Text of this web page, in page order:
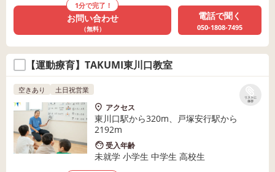
1分で完了！
お問い合わせ
（無料）
電話で聞く
050-1808-7495
【運動療育】TAKUMI東川口教室
リストに
保存
空きあり 土日祝営業
アクセス
東川口駅から320m、戸塚安行駅から
2192m
受入年齢
未就学 小学生 中学生 高校生